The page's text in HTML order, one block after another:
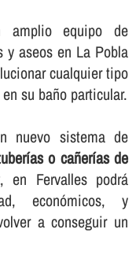
amplio equipo de
y aseos en La Pobla
cualquier tipo
su baño particular.
nuevo sistema de
o cañerí­as de
, en Fervalles podrá
económicos, y
a conseguir un